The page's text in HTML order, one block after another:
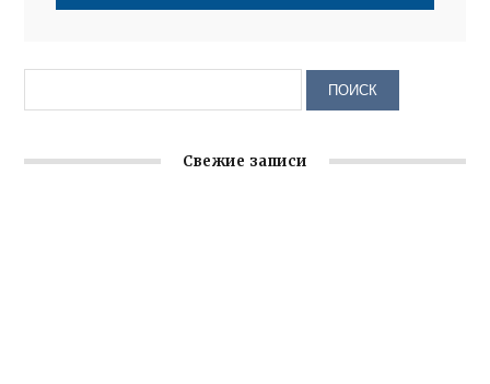
Свежие записи